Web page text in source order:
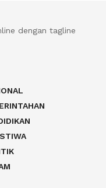
dengan tagline